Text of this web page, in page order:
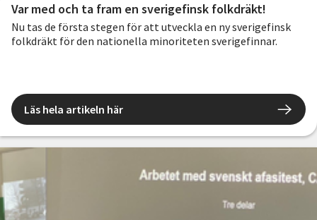
Var med och ta fram en sverigefinsk folkdräkt!
Nu tas de första stegen för att utveckla en ny sverigefinsk
folkdräkt för den nationella minoriteten sverigefinnar.
Läs hela artikeln här